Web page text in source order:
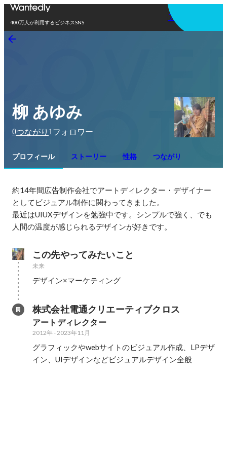
400万人が利用するビジネスSNS
アプリを使う
柳 あゆみ
0つながり 1 フォロワー
プロフィール ストーリー 性格 つながり
約14年間広告制作会社でアートディレクター・デザイナー
としてビジュアル制作に関わってきました。
最近はUIUXデザインを勉強中です。シンプルで強く、でも
人間の温度が感じられるデザインが好きです。
この先やってみたいこと
未来
デザイン×マーケティング
株式会社電通クリエーティブクロス
アートディレクター
2012年-2023年11月
グラフィックやwebサイトのビジュアル作成、LPデザ
イン、UIデザインなどビジュアルデザイン全般